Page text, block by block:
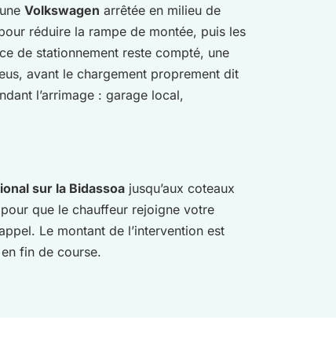
Volkswagen arrêtée en milieu de
réduire la rampe de montée, puis les
de stationnement reste compté, une
avant le chargement proprement dit
l’arrimage : garage local,
sur la Bidassoa jusqu’aux coteaux
que le chauffeur rejoigne votre
Le montant de l’intervention est
fin de course.